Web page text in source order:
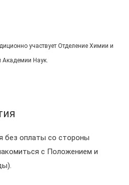
участвует Отделение Химии и
Академии Наук.
без оплаты со стороны
с Положением и